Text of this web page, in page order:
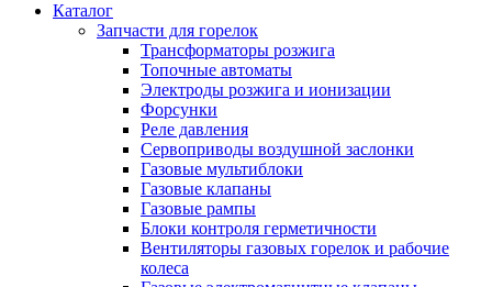
Каталог
Запчасти для горелок
Трансформаторы розжига
Топочные автоматы
Электроды розжига и ионизации
Форсунки
Реле давления
Сервоприводы воздушной заслонки
Газовые мультиблоки
Газовые клапаны
Газовые рампы
Блоки контроля герметичности
Вентиляторы газовых горелок и рабочие
колеса